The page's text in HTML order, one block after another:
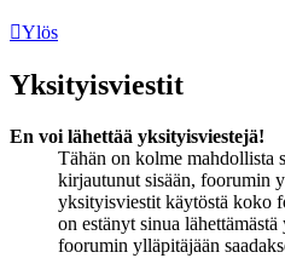
Ylös
Yksityisviestit
En voi lähettää yksityisviestejä!
Tähän on kolme mahdollista
kirjautunut sisään, foorumin
yksityisviestit käytöstä koko
on estänyt sinua
foorumin ylläpitäjään